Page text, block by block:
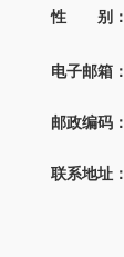
性 别：
电子邮箱：
邮政编码：
联系地址：